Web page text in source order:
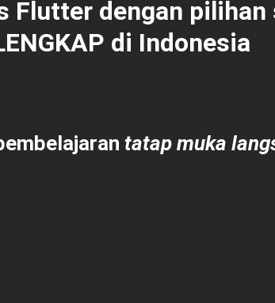
Flutter dengan
di Indonesia
tatap muka